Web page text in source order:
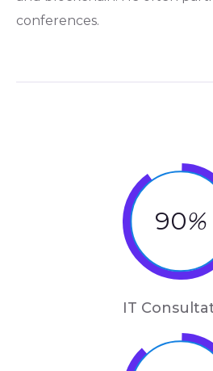
conferences.
90%
IT